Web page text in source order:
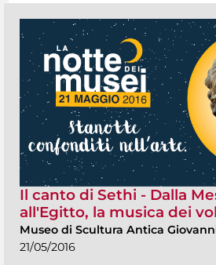
Il canto di Sethi - Dalla
all'Egitto, la musica dei
Museo di Scultura Antica
21/05/2016